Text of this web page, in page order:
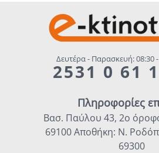
Δευτέρα - Παρασκευή: 08:30
2531 0 61
Πληροφορίες
Βασ. Παύλου 43, 2ο
69100 Αποθήκη: Ν.
69300